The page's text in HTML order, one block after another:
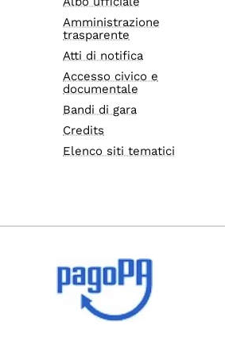
Amministrazione
trasparente
Atti di notifica
Accesso civico e
documentale
Bandi di gara
Credits
Elenco siti tematici